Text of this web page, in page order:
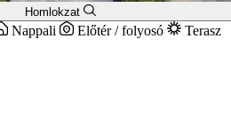
Homlokzat
Nappali Előtér / folyosó
Terasz